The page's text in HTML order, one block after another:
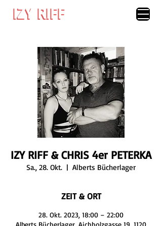
IZY RIFF
IZY RIFF
IZY RIFF & CHRIS 4er PETERKA
Sa., 28. Okt.
  |
Alberts Bücherlager
ZEIT & ORT
28. Okt. 2023, 18:00 – 22:00
Alberts Bücherlager, Aichholzgasse 19, 1120